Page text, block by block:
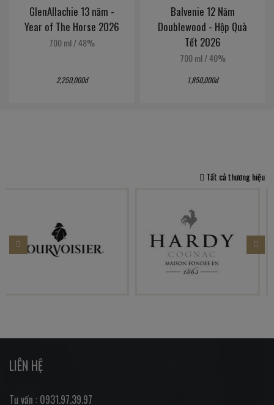
Balvenie 12 Năm
Doublewood - Hộp Quà
Tết 2026
1,850,000đ
Balvenie 14 Năm
Caribbean Cask - Hộp
Quà Tết 2026
700 ml /43%
2,700,000đ
Tất cả thương hiệu
LIÊN HỆ
Tư vấn : 0931.97.39.97